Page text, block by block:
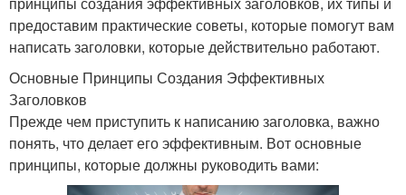
предоставим практические советы, которые помогут вам
написать заголовки, которые действительно работают.
Основные Принципы Создания Эффективных
Заголовков
Прежде чем приступить к написанию заголовка, важно
понять, что делает его эффективным. Вот основные
принципы, которые должны руководить вами: